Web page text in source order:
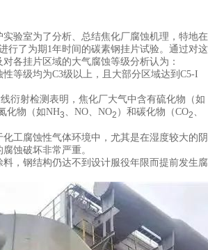
验室为了分析、总结焦化厂腐蚀机理，特地在
行了为期1年时间的碳素钢挂片试验。通过对这
各挂片区域的大气腐蚀等级分析认为：
等级均为C3级以上，且大部分区域达到C5-I
衍射检测表明，焦化厂大气中含有硫化物（如
化物（如NH3、NO、NO2 ）和碳化物（CO2、
工腐蚀性气体环境中，尤其是在湿度较大的阴
蚀破坏非常严重。
，钢结构仍达不到设计服役年限而提前发生腐